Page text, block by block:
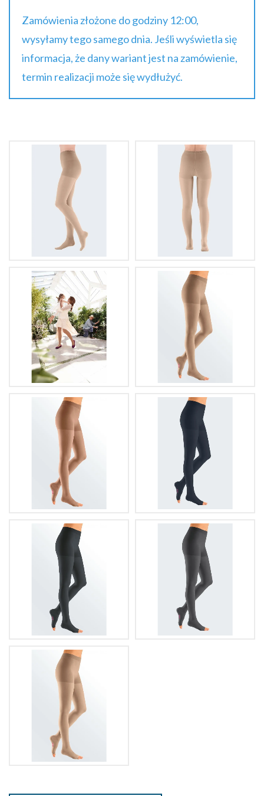
Zamówienia złożone do godziny 12:00,
wysyłamy tego samego dnia. Jeśli wyświetla się
informacja, że dany wariant jest na zamówienie,
termin realizacji może się wydłużyć.